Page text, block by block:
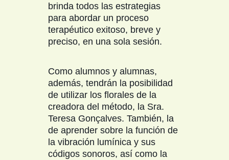
brinda todos las estrategias
para abordar un proceso
terapéutico exitoso, breve y
preciso, en una sola sesión.
Como alumnos y alumnas,
además, tendrán la posibilidad
de utilizar los florales de la
creadora del método, la Sra.
Teresa Gonçalves. También, la
de aprender sobre la función de
la vibración lumínica y sus
códigos sonoros, así como la